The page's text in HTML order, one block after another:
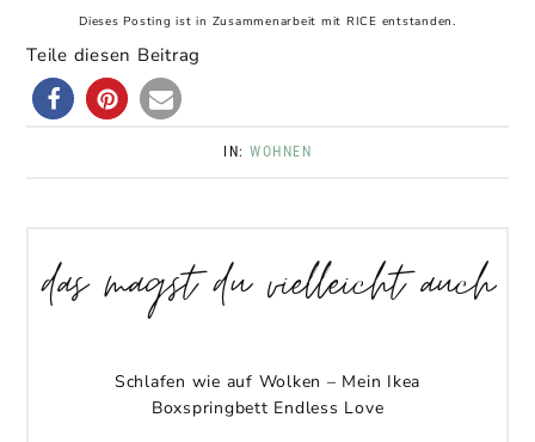
Dieses Posting ist in Zusammenarbeit mit RICE entstanden.
Teile diesen Beitrag
IN: WOHNEN
das magst du vielleicht auch
Schlafen wie auf Wolken – Mein Ikea
Boxspringbett Endless Love